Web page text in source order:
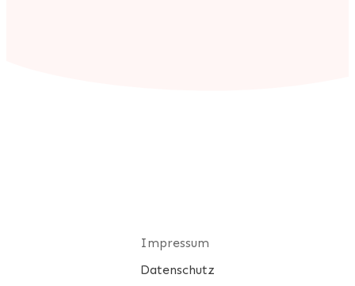
Impressum
Datenschutz